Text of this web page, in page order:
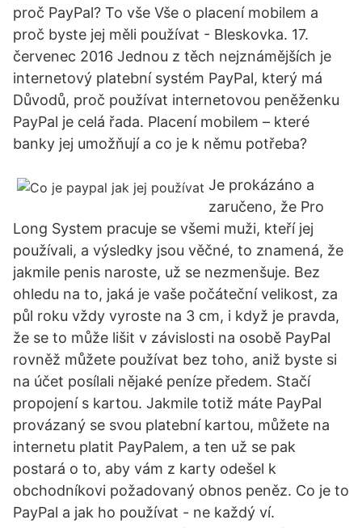
proč PayPal? To vše Vše o placení mobilem a
proč byste jej měli používat - Bleskovka. 17.
červenec 2016 Jednou z těch nejznámějších je
internetový platební systém PayPal, který má
Důvodů, proč používat internetovou peněženku
PayPal je celá řada. Placení mobilem – které
banky jej umožňují a co je k němu potřeba?
Je prokázáno a
zaručeno, že Pro
Long System pracuje se všemi muži, kteří jej
používali, a výsledky jsou věčné, to znamená, že
jakmile penis naroste, už se nezmenšuje. Bez
ohledu na to, jaká je vaše počáteční velikost, za
půl roku vždy vyroste na 3 cm, i když je pravda,
že se to může lišit v závislosti na osobě PayPal
rovněž můžete používat bez toho, aniž byste si
na účet posílali nějaké peníze předem. Stačí
propojení s kartou. Jakmile totiž máte PayPal
provázaný se svou platební kartou, můžete na
internetu platit PayPalem, a ten už se pak
postará o to, aby vám z karty odešel k
obchodníkovi požadovaný obnos peněz. Co je to
PayPal a jak ho používat - ne každý ví.